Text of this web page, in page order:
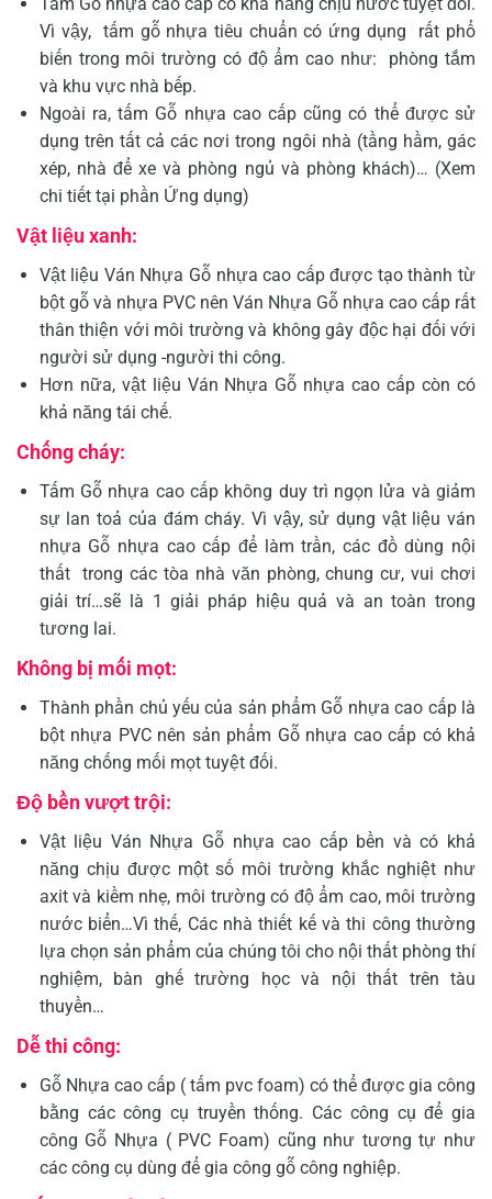
Tấm Gỗ nhựa cao cấp có khả năng chịu nước tuyệt đối.
Vì vậy, tấm gỗ nhựa tiêu chuẩn có ứng dụng rất phổ
biến trong môi trường có độ ẩm cao như: phòng tắm
và khu vực nhà bếp.
Ngoài ra, tấm Gỗ nhựa cao cấp cũng có thể được sử
dụng trên tất cả các nơi trong ngôi nhà (tầng hầm, gác
xép, nhà để xe và phòng ngủ và phòng khách)… (Xem
chi tiết tại phần Ứng dụng)
Vật liệu xanh:
Vật liệu Ván Nhựa Gỗ nhựa cao cấp được tạo thành từ
bột gỗ và nhựa PVC nên Ván Nhựa Gỗ nhựa cao cấp rất
thân thiện với môi trường và không gây độc hại đối với
người sử dụng -người thi công.
Hơn nữa, vật liệu Ván Nhựa Gỗ nhựa cao cấp còn có
khả năng tái chế.
Chống cháy:
Tấm Gỗ nhựa cao cấp không duy trì ngọn lửa và giảm
sự lan toả của đám cháy. Vì vậy, sử dụng vật liệu ván
nhựa Gỗ nhựa cao cấp để làm trần, các đồ dùng nội
thất trong các tòa nhà văn phòng, chung cư, vui chơi
giải trí…sẽ là 1 giải pháp hiệu quả và an toàn trong
tương lai.
Không bị mối mọt:
Thành phần chủ yếu của sản phẩm Gỗ nhựa cao cấp là
bột nhựa PVC nên sản phẩm Gỗ nhựa cao cấp có khả
năng chống mối mọt tuyệt đối.
Độ bền vượt trội:
Vật liệu Ván Nhựa Gỗ nhựa cao cấp bền và có khả
năng chịu được một số môi trường khắc nghiệt như
axit và kiềm nhẹ, môi trường có độ ẩm cao, môi trường
nước biển…Vì thế, Các nhà thiết kế và thi công thường
lựa chọn sản phẩm của chúng tôi cho nội thất phòng thí
nghiệm, bàn ghế trường học và nội thất trên tàu
thuyền…
Dễ thi công:
Gỗ Nhựa cao cấp ( tấm pvc foam) có thể được gia công
bằng các công cụ truyền thống. Các công cụ để gia
công Gỗ Nhựa ( PVC Foam) cũng như tương tự như
các công cụ dùng để gia công gỗ công nghiệp.